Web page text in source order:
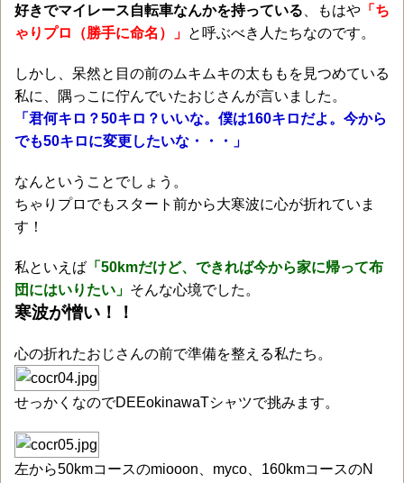
好きでマイレース自転車なんかを持っている 、もはや 「ち
ゃりプロ（勝手に命名）」 と呼ぶべき人たちなのです。
しかし、呆然と目の前のムキムキの太ももを見つめている
私に、隅っこに佇んでいたおじさんが言いました。
「君何キロ？50キロ？いいな。僕は160キロだよ。今から
でも50キロに変更したいな・・・」
なんということでしょう。
ちゃりプロでもスタート前から大寒波に心が折れていま
す！
私といえば 「50kmだけど、できれば今から家に帰って布
団にはいりたい」 そんな心境でした。
寒波が憎い！！
心の折れたおじさんの前で準備を整える私たち。
せっかくなのでDEEokinawaTシャツで挑みます。
左から50kmコースのmiooon、myco、160kmコースのN